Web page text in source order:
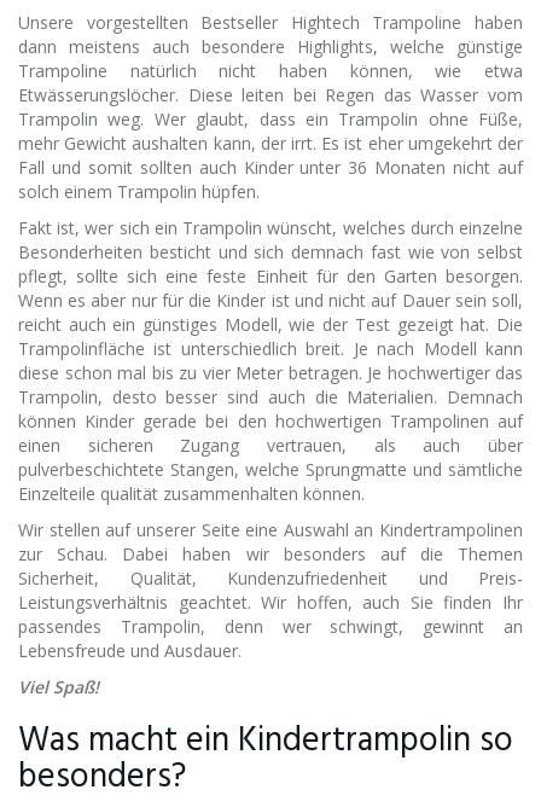
Unsere vorgestellten Bestseller Hightech Trampoline haben
dann meistens auch besondere Highlights, welche günstige
Trampoline natürlich nicht haben können, wie etwa
Etwässerungslöcher. Diese leiten bei Regen das Wasser vom
Trampolin weg. Wer glaubt, dass ein Trampolin ohne Füße,
mehr Gewicht aushalten kann, der irrt. Es ist eher umgekehrt der
Fall und somit sollten auch Kinder unter 36 Monaten nicht auf
solch einem Trampolin hüpfen.
Fakt ist, wer sich ein Trampolin wünscht, welches durch einzelne
Besonderheiten besticht und sich demnach fast wie von selbst
pflegt, sollte sich eine feste Einheit für den Garten besorgen.
Wenn es aber nur für die Kinder ist und nicht auf Dauer sein soll,
reicht auch ein günstiges Modell, wie der Test gezeigt hat. Die
Trampolinfläche ist unterschiedlich breit. Je nach Modell kann
diese schon mal bis zu vier Meter betragen. Je hochwertiger das
Trampolin, desto besser sind auch die Materialien. Demnach
können Kinder gerade bei den hochwertigen Trampolinen auf
einen sicheren Zugang vertrauen, als auch über
pulverbeschichtete Stangen, welche Sprungmatte und sämtliche
Einzelteile qualität zusammenhalten können.
Wir stellen auf unserer Seite eine Auswahl an Kindertrampolinen
zur Schau. Dabei haben wir besonders auf die Themen
Sicherheit, Qualität, Kundenzufriedenheit und Preis-
Leistungsverhältnis geachtet. Wir hoffen, auch Sie finden Ihr
passendes Trampolin, denn wer schwingt, gewinnt an
Lebensfreude und Ausdauer.
Viel Spaß!
Was macht ein Kindertrampolin so
besonders?